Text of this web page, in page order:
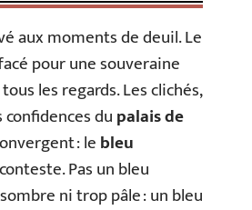
aux moments de deuil. Le
pour une souveraine
les regards. Les clichés,
confidences dupalais de
: lebleu
Pas un bleu
ni trop pâle : un bleu